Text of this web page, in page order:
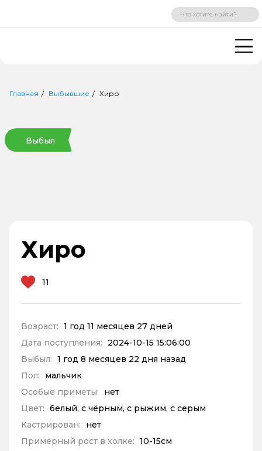
ВХОД РЕГИСТРАЦИЯ
Главная Выбывшие Хиро
Выбыл
Хиро
11
Возраст: 1 год 11 месяцев 27 дней
Дата поступления:
2024-10-15 15:06:00
Выбыл: 1 год 8 месяцев 22 дня назад
Пол:
мальчик
Особые приметы:
нет
Цвет: белый, с чёрным, с рыжим, с серым
Кастрирован:
нет
Примерный рост в холке: 10-15см